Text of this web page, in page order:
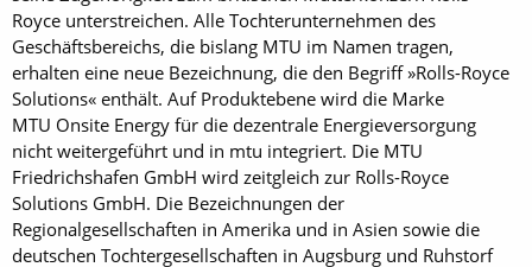
Royce unterstreichen. Alle Tochterunternehmen des
Geschäftsbereichs, die bislang MTU im Namen tragen,
erhalten eine neue Bezeichnung, die den Begriff »Rolls-Royce
Solutions« enthält. Auf Produktebene wird die Marke
MTU Onsite Energy für die dezentrale Energieversorgung
nicht weitergeführt und in mtu integriert. Die MTU
Friedrichshafen GmbH wird zeitgleich zur Rolls-Royce
Solutions GmbH. Die Bezeichnungen der
Regionalgesellschaften in Amerika und in Asien sowie die
deutschen Tochtergesellschaften in Augsburg und Ruhstorf